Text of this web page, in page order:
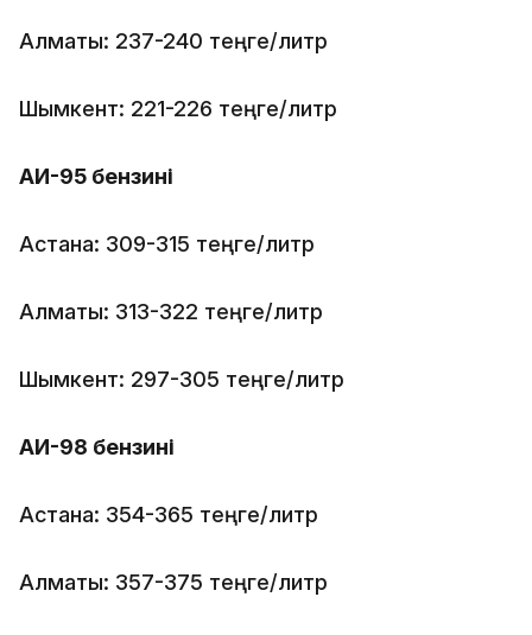
Алматы: 237-240 теңге/литр
Шымкент: 221-226 теңге/литр
АИ-95 бензині
Астана: 309-315 теңге/литр
Алматы: 313-322 теңге/литр
Шымкент: 297-305 теңге/литр
АИ-98 бензині
Астана: 354-365 теңге/литр
Алматы: 357-375 теңге/литр